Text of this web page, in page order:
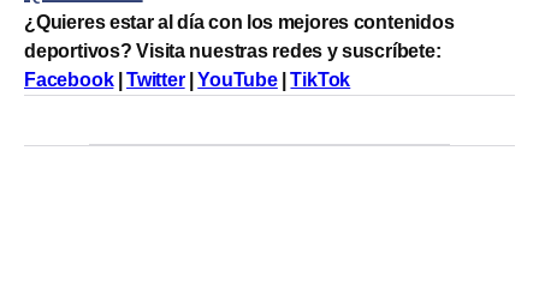
¿Quieres estar al día con los mejores contenidos
deportivos? Visita nuestras redes y suscríbete:
Facebook|Twitter|YouTube|TikTok